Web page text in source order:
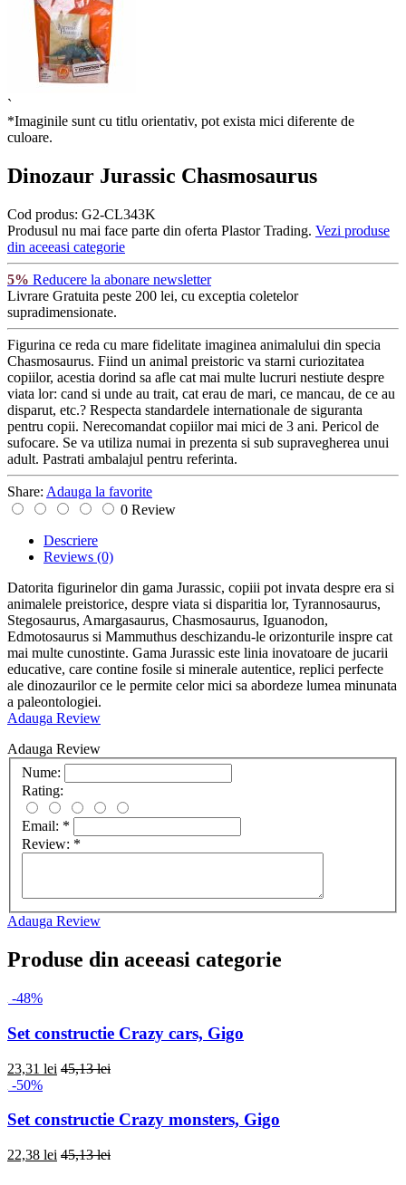
`
*Imaginile sunt cu titlu orientativ, pot exista mici diferente de
culoare.
Dinozaur Jurassic Chasmosaurus
Cod produs: G2-CL343K
Produsul nu mai face parte din oferta Plastor Trading. Vezi produse
din aceeasi categorie
5% Reducere la abonare newsletter
Livrare Gratuita peste 200 lei, cu exceptia coletelor
supradimensionate.
Figurina ce reda cu mare fidelitate imaginea animalului din specia
Chasmosaurus. Fiind un animal preistoric va starni curiozitatea
copiilor, acestia dorind sa afle cat mai multe lucruri nestiute despre
viata lor: cand si unde au trait, cat erau de mari, ce mancau, de ce au
disparut, etc.? Respecta standardele internationale de siguranta
pentru copii. Nerecomandat copiilor mai mici de 3 ani. Pericol de
sufocare. Se va utiliza numai in prezenta si sub supravegherea unui
adult. Pastrati ambalajul pentru referinta.
Share: Adauga la favorite
0 Review
Descriere
Reviews (0)
Datorita figurinelor din gama Jurassic, copiii pot invata despre era si
animalele preistorice, despre viata si disparitia lor, Tyrannosaurus,
Stegosaurus, Amargasaurus, Chasmosaurus, Iguanodon,
Edmotosaurus si Mammuthus deschizandu-le orizonturile inspre cat
mai multe cunostinte. Gama Jurassic este linia inovatoare de jucarii
educative, care contine fosile si minerale autentice, replici perfecte
ale dinozaurilor ce le permite celor mici sa abordeze lumea minunata
a paleontologiei.
Adauga Review
Adauga Review
Nume:
Rating:
Email: *
Review: *
Adauga Review
Produse din aceeasi categorie
-48%
Set constructie Crazy cars, Gigo
23,31 lei 45,13 lei
-50%
Set constructie Crazy monsters, Gigo
22,38 lei 45,13 lei